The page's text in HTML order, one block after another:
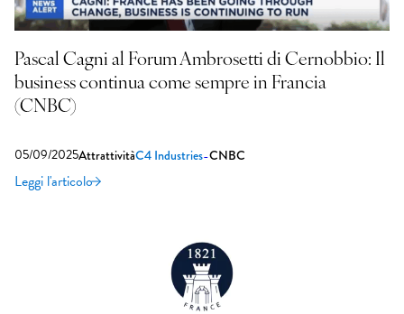
Pascal Cagni al Forum Ambrosetti di Cernobbio: Il
business continua come sempre in Francia
(CNBC)
05/09/2025AttrattivitàC4 Industries-CNBC
Leggi l'articolo